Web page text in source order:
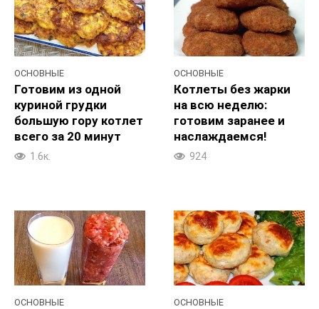
ОСНОВНЫЕ
Готовим из одной
куриной грудки
большую гору котлет
всего за 20 минут
1.6к.
ОСНОВНЫЕ
Котлеты без жарки
на всю неделю:
готовим заранее и
наслаждаемся!
924
ОСНОВНЫЕ ОСНОВНЫЕ